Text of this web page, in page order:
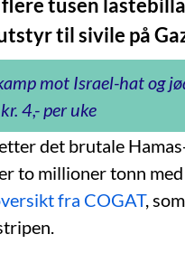
tusen
til sivile på
mot Israel-hat og
4,- per uke
det brutale
to millioner tonn
fra COGAT,